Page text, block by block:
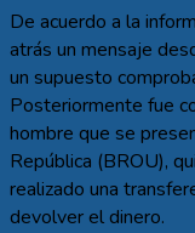
De acuerdo a la
atrás un mensaje
un supuesto
Posteriormente fue
hombre que se
República (BROU),
realizado una
devolver el dinero.